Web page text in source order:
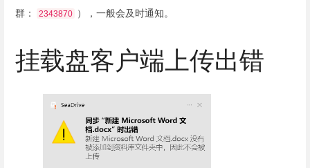
群：
2343870 ），一般会及时通知。
挂载盘客户端上传出错